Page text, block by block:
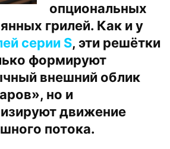
опциональных
грилей. Как и у
серии S, эти решётки
формируют
внешний облик
но и
движение
потока.